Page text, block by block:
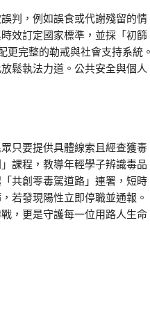
判，例如誤食或代謝殘留的情
效訂定國家標準，並採「初篩
更完整的勒戒與社會支持系統
鬆執法力道。公共安全與個人
只要提供具體線索且經查獲毒
課程，教導年輕學子辨識毒品
共創零毒駕道路」連署，短時
若發現陽性立即停職並通報。
，更是守護每一位用路人生命